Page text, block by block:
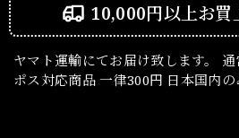
10,000円以上お買
ヤマト運輸にてお届け致します。
ポス対応商品 一律300円 日本国内の